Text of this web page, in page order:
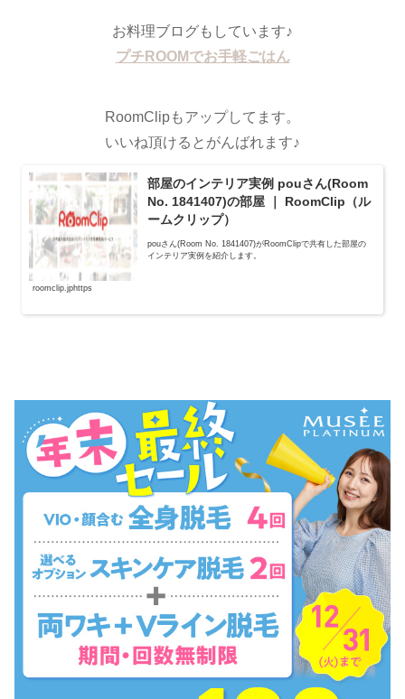
お料理ブログもしています♪
プチROOMでお手軽ごはん
RoomClipもアップしてます。
いいね頂けるとがんばれます♪
部屋のインテリア実例 pouさん(Room
No. 1841407)の部屋 ｜ RoomClip（ル
ームクリップ）
pouさん(Room No. 1841407)がRoomClipで共有した部屋の
インテリア実例を紹介します。
roomclip.jphttps